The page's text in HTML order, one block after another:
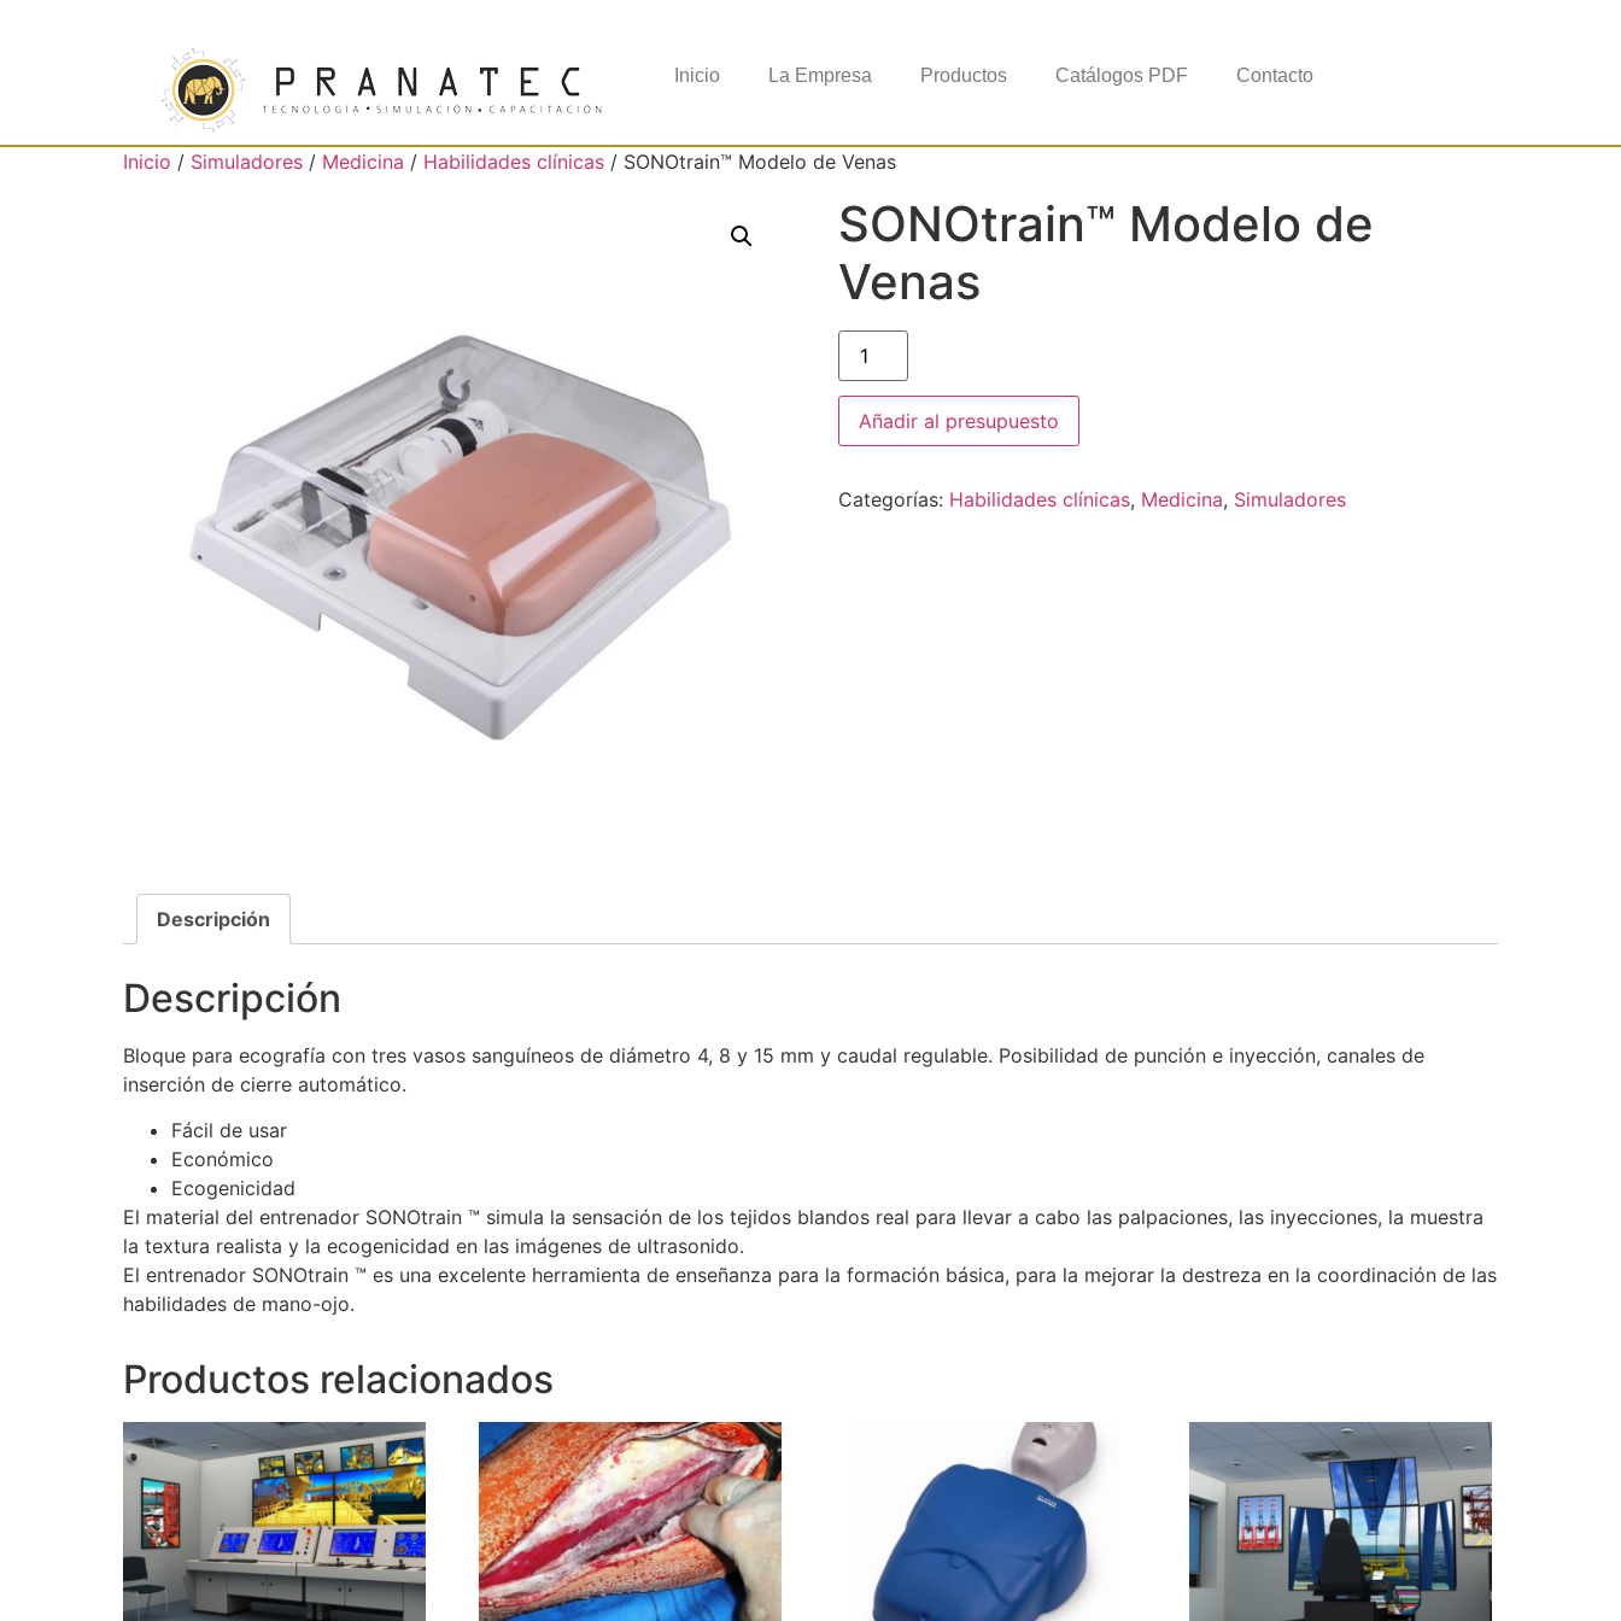
Inicio La Empresa Productos Catálogos PDF Contacto
Inicio / Simuladores / Medicina / Habilidades clínicas / SONOtrain™​ Modelo de Venas
SONOtrain™​ Modelo de
Venas
Añadir al presupuesto
Categorías: Habilidades clínicas, Medicina, Simuladores
Descripción
Descripción
Bloque para ecografía con tres vasos sanguíneos de diámetro 4, 8 y 15 mm y caudal regulable. Posibilidad de punción e inyección, canales de
inserción de cierre automático.
Fácil de usar
Económico
Ecogenicidad
El material del entrenador SONOtrain ™ simula la sensación de los tejidos blandos real para llevar a cabo las palpaciones, las inyecciones, la muestra
la textura realista y la ecogenicidad en las imágenes de ultrasonido.
El entrenador SONOtrain ™ es una excelente herramienta de enseñanza para la formación básica, para la mejorar la destreza en la coordinación de las
habilidades de mano-ojo.
Productos relacionados